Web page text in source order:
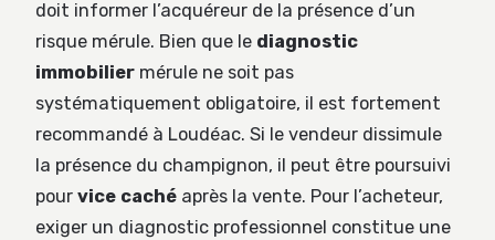
doit informer l’acquéreur de la présence d’un
risque mérule. Bien que le diagnostic
immobilier mérule ne soit pas
systématiquement obligatoire, il est fortement
recommandé à Loudéac. Si le vendeur dissimule
la présence du champignon, il peut être poursuivi
pour vice caché après la vente. Pour l’acheteur,
exiger un diagnostic professionnel constitue une